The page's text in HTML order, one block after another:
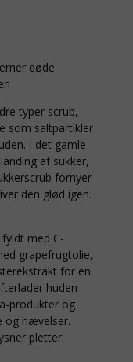
døde
typer scrub,
som saltpartikler
I det gamle
af sukker,
fornyer
den glød igen.
med C-
grapefrugtolie,
for en
huden
produkter og
og hævelser.
pletter.